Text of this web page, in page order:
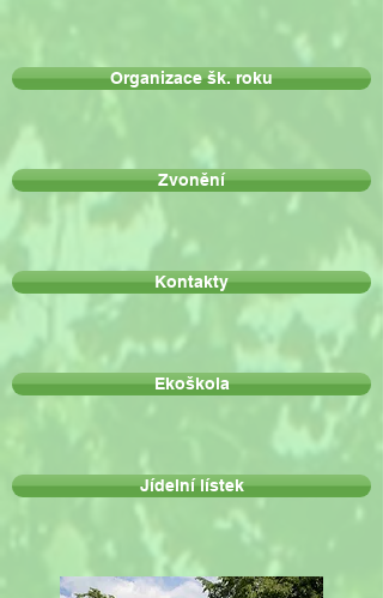
Organizace šk. roku
Zvonění
Kontakty
Ekoškola
Jídelní lístek